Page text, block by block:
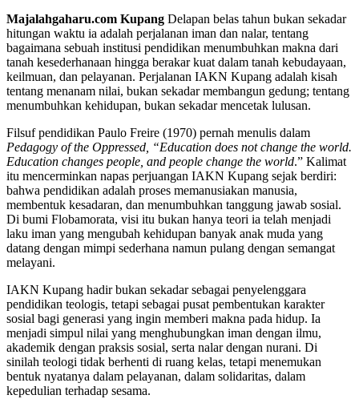
Majalahgaharu.com Kupang Delapan belas tahun bukan sekadar
hitungan waktu ia adalah perjalanan iman dan nalar, tentang
bagaimana sebuah institusi pendidikan menumbuhkan makna dari
tanah kesederhanaan hingga berakar kuat dalam tanah kebudayaan,
keilmuan, dan pelayanan. Perjalanan IAKN Kupang adalah kisah
tentang menanam nilai, bukan sekadar membangun gedung; tentang
menumbuhkan kehidupan, bukan sekadar mencetak lulusan.
Filsuf pendidikan Paulo Freire (1970) pernah menulis dalam
Pedagogy of the Oppressed, “Education does not change the world.
Education changes people, and people change the world.” Kalimat
itu mencerminkan napas perjuangan IAKN Kupang sejak berdiri:
bahwa pendidikan adalah proses memanusiakan manusia,
membentuk kesadaran, dan menumbuhkan tanggung jawab sosial.
Di bumi Flobamorata, visi itu bukan hanya teori ia telah menjadi
laku iman yang mengubah kehidupan banyak anak muda yang
datang dengan mimpi sederhana namun pulang dengan semangat
melayani.
IAKN Kupang hadir bukan sekadar sebagai penyelenggara
pendidikan teologis, tetapi sebagai pusat pembentukan karakter
sosial bagi generasi yang ingin memberi makna pada hidup. Ia
menjadi simpul nilai yang menghubungkan iman dengan ilmu,
akademik dengan praksis sosial, serta nalar dengan nurani. Di
sinilah teologi tidak berhenti di ruang kelas, tetapi menemukan
bentuk nyatanya dalam pelayanan, dalam solidaritas, dalam
kepedulian terhadap sesama.